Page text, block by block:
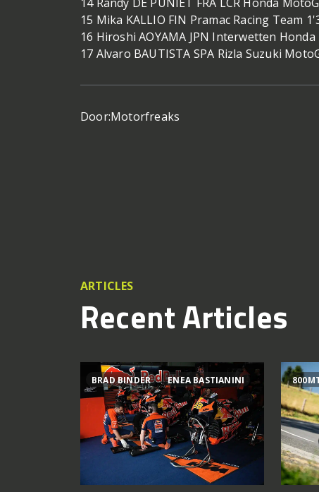
15 Mika KALLIO FIN Pramac Racing Team
16 Hiroshi AOYAMA JPN Interwetten
17 Alvaro BAUTISTA SPA Rizla Suzuki
Door:Motorfreaks
ARTICLES
Recent Articles
BRAD BINDER ENEA BASTIANINI